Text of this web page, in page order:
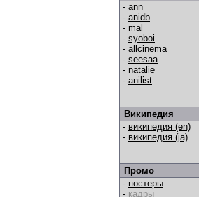
- ann
- anidb
- mal
- syoboi
- allcinema
- seesaa
- natalie
- anilist
Википедия
- википедия (en)
- википедия (ja)
Промо
- постеры
- кадры